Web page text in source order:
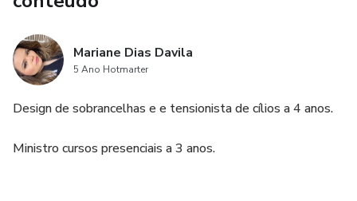
Mariane Dias Davila
5 Ano Hotmarter
Design de sobrancelhas e e tensionista de cílios a 4 anos.
Ministro cursos presenciais a 3 anos.